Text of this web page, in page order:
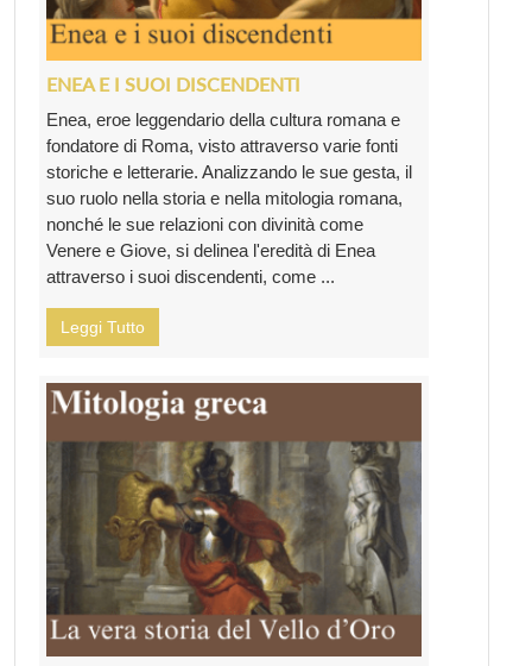
ENEA E I SUOI DISCENDENTI
Enea, eroe leggendario della cultura romana e
fondatore di Roma, visto attraverso varie fonti
storiche e letterarie. Analizzando le sue gesta, il
suo ruolo nella storia e nella mitologia romana,
nonché le sue relazioni con divinità come
Venere e Giove, si delinea l'eredità di Enea
attraverso i suoi discendenti, come ...
Leggi Tutto